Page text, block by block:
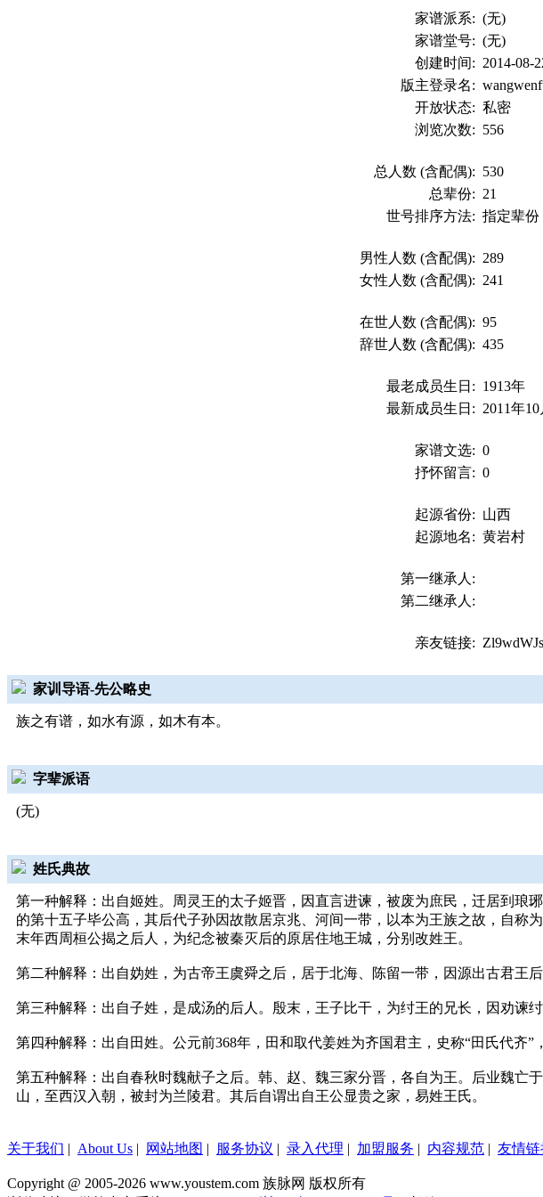
家谱派系: (无)
家谱堂号: (无)
创建时间: 2014-08-
版主登录名:
开放状态: 私密
浏览次数: 556
总人数 (含配偶): 530
总辈份: 21
世号排序方法: 指定辈份
男性人数 (含配偶): 289
女性人数 (含配偶): 241
在世人数 (含配偶): 95
辞世人数 (含配偶): 435
最老成员生日: 1913年
最新成员生日: 2011年10
家谱文选: 0
抒怀留言: 0
起源省份: 山西
起源地名: 黄岩村
第一继承人:
第二继承人:
亲友链接:
家训导语-先公略史
族之有谱，如水有源，如木有本。
字辈派语
(无)
姓氏典故
第一种解释：出自姬姓。周灵王的太子姬晋，因直言进谏，被废为庶民，迁居到琅
的第十五子毕公高，其后代子孙因故散居京兆、河间一带，以本为王族之故，自
末年西周桓公揭之后人，为纪念被秦灭后的原居住地王城，分别改姓王。
第二种解释：出自妫姓，为古帝王虞舜之后，居于北海、陈留一带，因源出古君王后
第三种解释：出自子姓，是成汤的后人。殷末，王子比干，为纣王的兄长，因劝谏
第四种解释：出自田姓。公元前368年，田和取代姜姓为齐国君主，史称“田氏代齐
第五种解释：出自春秋时魏献子之后。韩、赵、魏三家分晋，各自为王。后业魏
山，至西汉入朝，被封为兰陵君。其后自谓出自王公显贵之家，易姓王氏。
关于我们 | About Us | 网站地图 | 服务协议 | 录入代理 | 加盟服务 | 内容规范 | 友情链
Copyright @ 2005-2026 www.youstem.com 族脉网 版权所有